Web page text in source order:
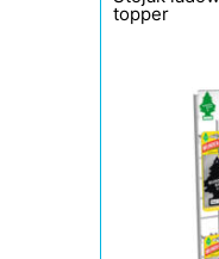
topper